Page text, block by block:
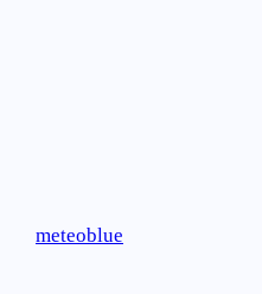
meteoblue